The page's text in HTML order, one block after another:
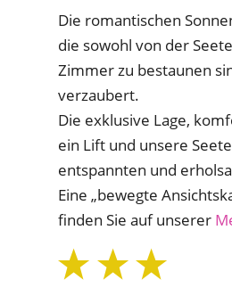
Die romantischen
die sowohl von der
Zimmer zu bestaunen
verzaubert.
Die exklusive Lage,
ein Lift und unsere
entspannten und
Eine „bewegte
finden Sie auf unserer